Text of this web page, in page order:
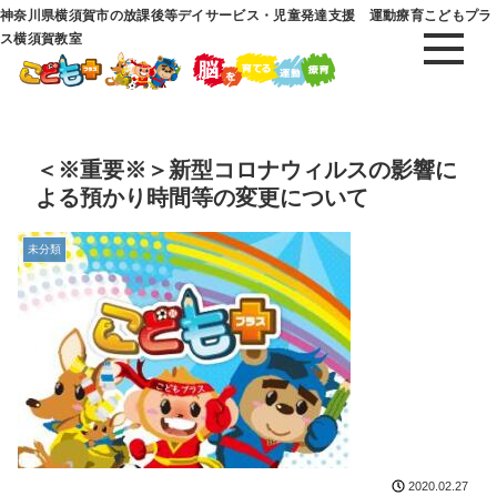
神奈川県横須賀市の放課後等デイサービス・児童発達支援 運動療育こどもプラ
ス横須賀教室
＜※重要※＞新型コロナウィルスの影響に
よる預かり時間等の変更について
未分類
2020.02.27